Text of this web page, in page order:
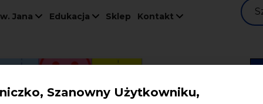
Szanowny Użytkowniku,
Jana Edukacja Sklep Kontakt